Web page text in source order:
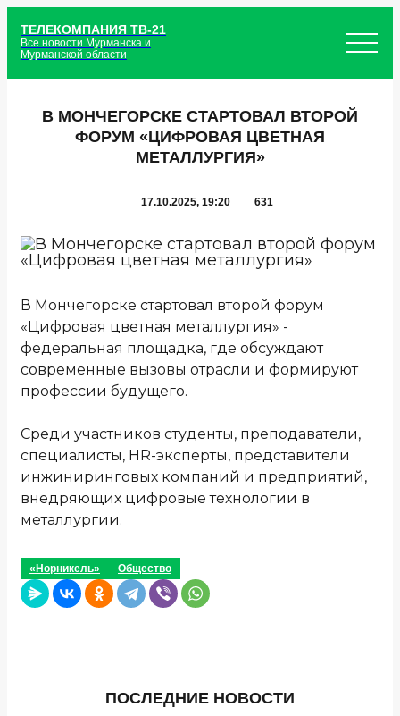
ТЕЛЕКОМПАНИЯ ТВ-21
Все новости Мурманска и
Мурманской области
В МОНЧЕГОРСКЕ СТАРТОВАЛ ВТОРОЙ
ФОРУМ «ЦИФРОВАЯ ЦВЕТНАЯ
МЕТАЛЛУРГИЯ»
17.10.2025, 19:20 631
В Мончегорске стартовал второй форум
«Цифровая цветная металлургия» -
федеральная площадка, где обсуждают
современные вызовы отрасли и формируют
профессии будущего.
Среди участников студенты, преподаватели,
специалисты, HR-эксперты, представители
инжиниринговых компаний и предприятий,
внедряющих цифровые технологии в
металлургии.
«Норникель» Общество
ПОСЛЕДНИЕ НОВОСТИ